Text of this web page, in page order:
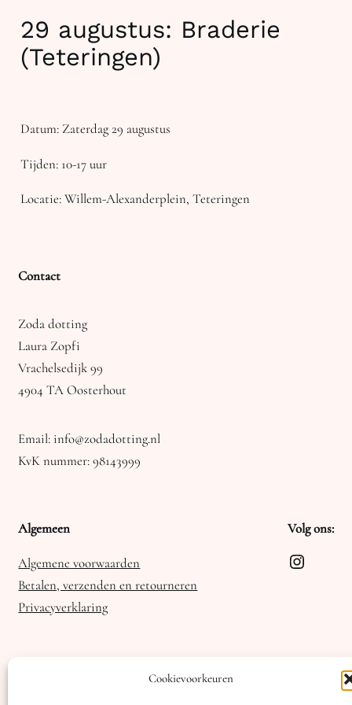
Cookievoorkeuren
29 augustus: Braderie
(Teteringen)
Datum: Zaterdag 29 augustus
Tijden: 10-17 uur
Locatie: Willem-Alexanderplein, Teteringen
Contact
Zoda dotting
Laura Zopfi
Vrachelsedijk 99
4904 TA Oosterhout
Email: info@zodadotting.nl
KvK nummer: 98143999
Algemeen
Algemene voorwaarden
Betalen, verzenden en retourneren
Privacyverklaring
Volg ons: